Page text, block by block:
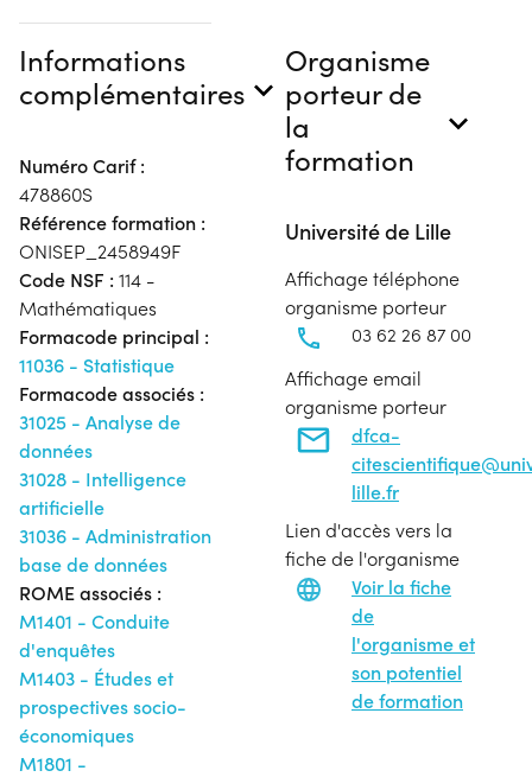
Informations
complémentaires
Numéro Carif :
478860S
Référence formation :
ONISEP_2458949F
Code NSF : 114 -
Mathématiques
Formacode principal :
11036 - Statistique
Formacode associés :
31025 - Analyse de
données
31028 - Intelligence
artificielle
31036 - Administration
base de données
ROME associés :
M1401 - Conduite
d'enquêtes
M1403 - Études et
prospectives socio-
économiques
M1801 -
Organisme
porteur de
la
formation
Université de Lille
Affichage téléphone
organisme porteur
03 62 26 87 00
Affichage email
organisme porteur
dfca-
lille.fr
Lien d'accès vers la
fiche de l'organisme
Voir la fiche
de
l'organisme et
son potentiel
de formation